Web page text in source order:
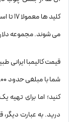
کلید
می شوند. مجموعه
قیمت کالیمبا ایرانی
درید. به عبارت